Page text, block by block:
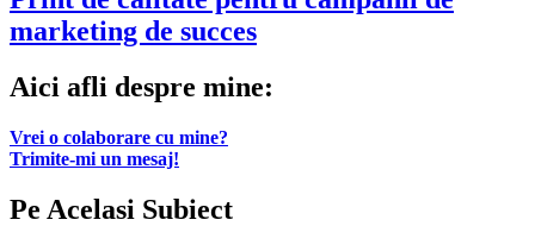
marketing de succes
Aici afli despre mine:
Vrei o colaborare cu mine?
Trimite-mi un mesaj!
Pe Acelasi Subiect